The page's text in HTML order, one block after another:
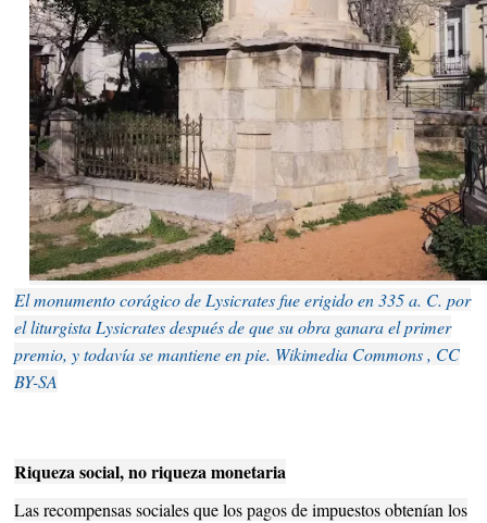
El monumento corágico de Lysicrates fue erigido en 335 a. C. por
el liturgista Lysicrates después de que su obra ganara el primer
premio, y todavía se mantiene en pie. Wikimedia Commons , CC
BY-SA
Riqueza social, no riqueza monetaria
Las recompensas sociales que los pagos de impuestos obtenían los